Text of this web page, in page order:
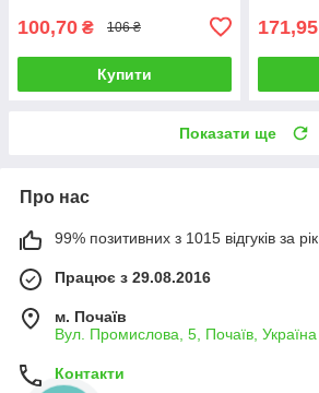
100,70 ₴ 106 ₴
Купити
171,95
Показати ще
Про нас
99% позитивних з 1015 відгуків за рік
Працює з 29.08.2016
м. Почаїв
Вул. Промислова, 5, Почаїв, Україна
Контакти